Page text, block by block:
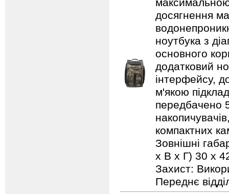
досягнення
ноутбука з
основного
додатковий
інтерфейсу,
м'якою
передбачено 5
компактних
Зовнішні
х В х Г) 30 x
Захист:
Переднє